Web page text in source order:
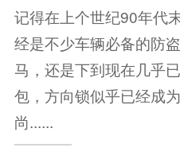
记得在上个世纪90年代
经是不少车辆必备的防
马，还是下到现在几乎
包，方向锁似乎已经成
尚......